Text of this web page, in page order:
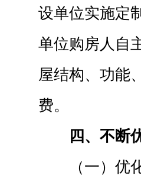
设单位实施定
单位购房人自
屋结构、功能
费。
四、不断
（一）优